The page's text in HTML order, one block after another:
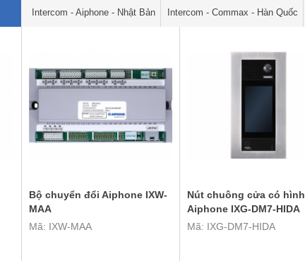
Intercom - Aiphone - Nhật Bản Intercom - Commax - Hàn Quốc
Bộ chuyển đổi Aiphone IXW-
MAA
Mã: IXW-MAA
Nút chuông cửa có hình
Aiphone IXG-DM7-HIDA
Mã: IXG-DM7-HIDA